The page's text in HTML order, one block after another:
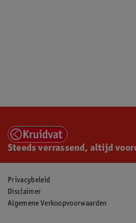
Steeds verrassend, altijd
Privacybeleid
Disclaimer
Algemene Verkoopvoorwaarden